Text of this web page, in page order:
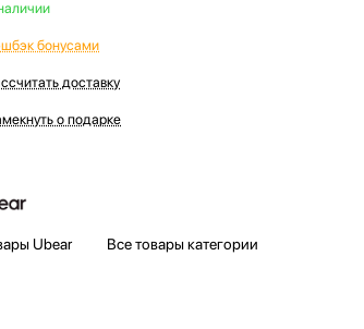
бонусами
доставку
о подарке
Ubear Все товары категории